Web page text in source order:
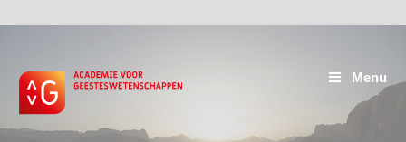
Menu